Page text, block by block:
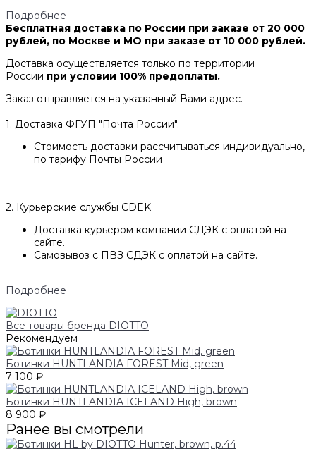
Подробнее
Бесплатная доставка по России при заказе от 20 000
рублей, по Москве и МО при заказе от 10 000 рублей.
Доставка осуществляется только по территории
России при условии 100% предоплаты.
Заказ отправляется на указанный Вами адрес.
1. Доставка ФГУП "Почта России".
Стоимость доставки рассчитываться индивидуально,
по тарифу Почты России
2. Курьерские службы CDEK
Доставка курьером компании СДЭК с оплатой на
сайте.
Самовывоз с ПВЗ СДЭК с оплатой на сайте.
Подробнее
Все товары бренда DIOTTO
Рекомендуем
Ботинки HUNTLANDIA FOREST Mid, green
7 100 ₽
Ботинки HUNTLANDIA ICELAND High, brown
8 900 ₽
Ранее вы смотрели